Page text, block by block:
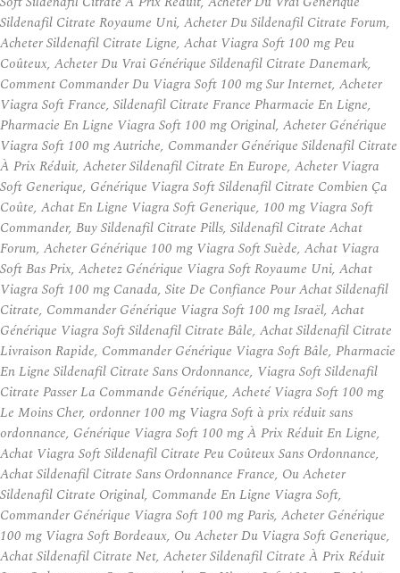
Sildenafil Citrate Royaume Uni, Acheter Du Sildenafil Citrate Forum,
Acheter Sildenafil Citrate Ligne, Achat Viagra Soft 100 mg Peu
Coûteux, Acheter Du Vrai Générique Sildenafil Citrate Danemark,
Comment Commander Du Viagra Soft 100 mg Sur Internet, Acheter
Viagra Soft France, Sildenafil Citrate France Pharmacie En Ligne,
Pharmacie En Ligne Viagra Soft 100 mg Original, Acheter Générique
Viagra Soft 100 mg Autriche, Commander Générique Sildenafil Citrate
À Prix Réduit, Acheter Sildenafil Citrate En Europe, Acheter Viagra
Soft Generique, Générique Viagra Soft Sildenafil Citrate Combien Ça
Coûte, Achat En Ligne Viagra Soft Generique, 100 mg Viagra Soft
Commander, Buy Sildenafil Citrate Pills, Sildenafil Citrate Achat
Forum, Acheter Générique 100 mg Viagra Soft Suède, Achat Viagra
Soft Bas Prix, Achetez Générique Viagra Soft Royaume Uni, Achat
Viagra Soft 100 mg Canada, Site De Confiance Pour Achat Sildenafil
Citrate, Commander Générique Viagra Soft 100 mg Israël, Achat
Générique Viagra Soft Sildenafil Citrate Bâle, Achat Sildenafil Citrate
Livraison Rapide, Commander Générique Viagra Soft Bâle, Pharmacie
En Ligne Sildenafil Citrate Sans Ordonnance, Viagra Soft Sildenafil
Citrate Passer La Commande Générique, Acheté Viagra Soft 100 mg
Le Moins Cher, ordonner 100 mg Viagra Soft à prix réduit sans
ordonnance, Générique Viagra Soft 100 mg À Prix Réduit En Ligne,
Achat Viagra Soft Sildenafil Citrate Peu Coûteux Sans Ordonnance,
Achat Sildenafil Citrate Sans Ordonnance France, Ou Acheter
Sildenafil Citrate Original, Commande En Ligne Viagra Soft,
Commander Générique Viagra Soft 100 mg Paris, Acheter Générique
100 mg Viagra Soft Bordeaux, Ou Acheter Du Viagra Soft Generique,
Achat Sildenafil Citrate Net, Acheter Sildenafil Citrate À Prix Réduit